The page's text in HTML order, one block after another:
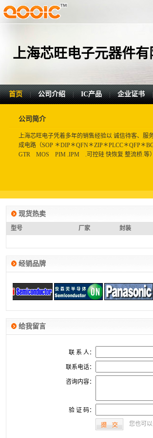
上海芯旺电子元器件有
首页 | 公司介绍 | IC产品 | 企业证书 |
公司简介
上海芯旺电子凭着多年的销售经验以 诚信待客、服
成电路（SOP ＊DIP＊QFN＊ZIP＊PLCC＊QFP
GTR MOS PIM .IPM .可控硅 快恢复 整流桥.等
现货热卖
型号 厂家 封装
经销品牌
给我留言
联 系 人：
联系电话：
咨询内容：
验 证 码：
您也可